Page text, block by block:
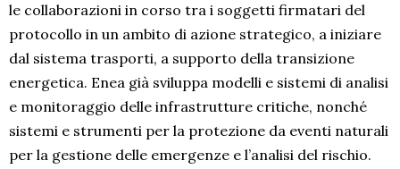
le collaborazioni in corso tra i soggetti firmatari del
protocollo in un ambito di azione strategico, a iniziare
dal sistema trasporti, a supporto della transizione
energetica. Enea già sviluppa modelli e sistemi di analisi
e monitoraggio delle infrastrutture critiche, nonché
sistemi e strumenti per la protezione da eventi naturali
per la gestione delle emergenze e l’analisi del rischio.